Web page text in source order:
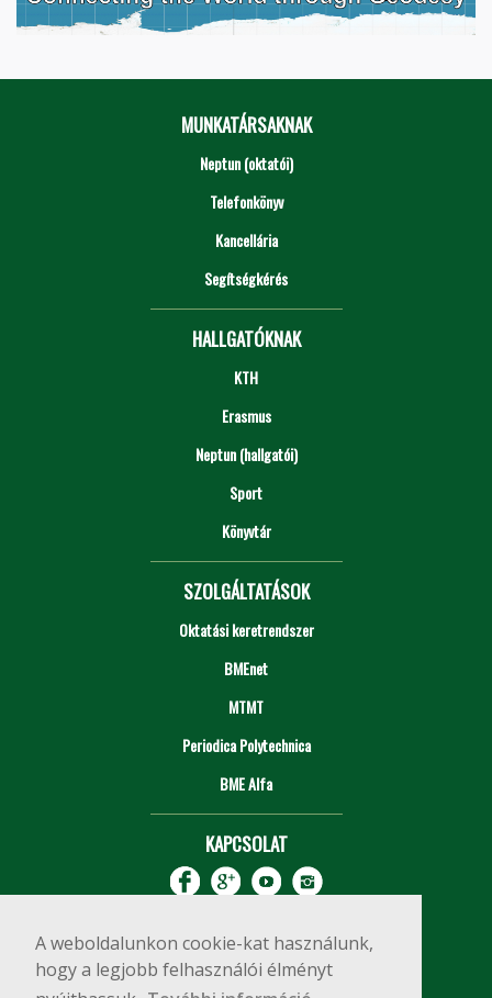
A weboldalunkon cookie-kat használunk,
hogy a legjobb felhasználói élményt
MUNKATÁRSAKNAK
Neptun (oktatói)
Telefonkönyv
Kancellária
Segítségkérés
HALLGATÓKNAK
KTH
Erasmus
Neptun (hallgatói)
Sport
Könyvtár
SZOLGÁLTATÁSOK
Oktatási keretrendszer
BMEnet
MTMT
Periodica Polytechnica
BME Alfa
KAPCSOLAT